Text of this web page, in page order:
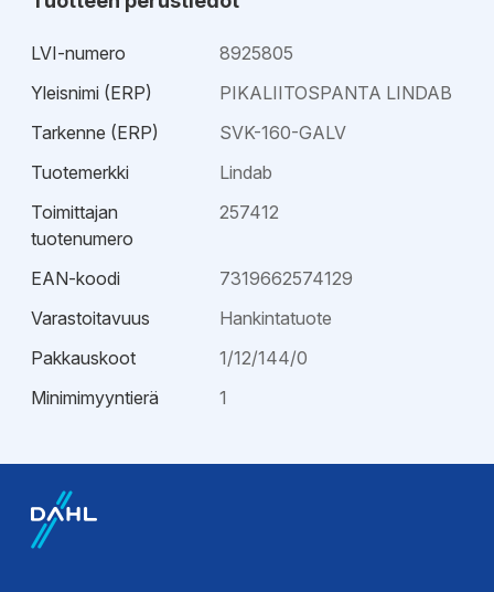
LVI-numero
8925805
Yleisnimi (ERP)
PIKALIITOSPANTA LINDAB
Tarkenne (ERP)
SVK-160-GALV
Tuotemerkki
Lindab
Toimittajan
tuotenumero
257412
EAN-koodi
7319662574129
Varastoitavuus
Hankintatuote
Pakkauskoot
1/12/144/0
Minimimyyntierä
1
Tekninen esite